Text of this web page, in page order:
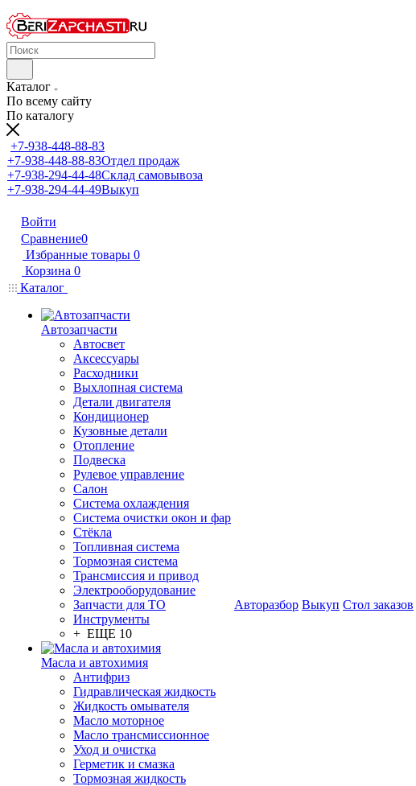
Каталог
По всему сайту
По каталогу
+7-938-448-88-83
+7-938-448-88-83Отдел продаж
+7-938-294-44-48Склад самовывоза
+7-938-294-44-49Выкуп
Войти
Сравнение0
Избранные товары 0
Корзина 0
Каталог
Автозапчасти
Автосвет
Аксессуары
Расходники
Выхлопная система
Детали двигателя
Кондиционер
Кузовные детали
Отопление
Подвеска
Рулевое управление
Салон
Система охлаждения
Система очистки окон и фар
Стёкла
Топливная система
Тормозная система
Трансмиссия и привод
Электрооборудование
Запчасти для ТО
Инструменты
+ ЕЩЕ 10
Масла и автохимия
Антифриз
Гидравлическая жидкость
Жидкость омывателя
Масло моторное
Масло трансмиссионное
Уход и очистка
Герметик и смазка
Тормозная жидкость
Авторазбор Выкуп Стол заказов